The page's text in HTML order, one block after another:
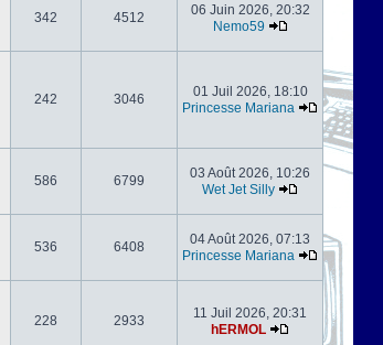
342 4512
06 Juin 2026, 20:32
Nemo59
242 3046
01 Juil 2026, 18:10
Princesse Mariana
586 6799
03 Août 2026, 10:26
Wet Jet Silly
536 6408
04 Août 2026, 07:13
Princesse Mariana
228 2933
11 Juil 2026, 20:31
hERMOL